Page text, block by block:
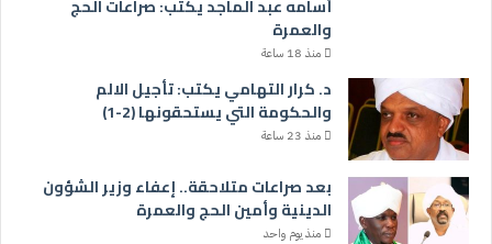
أسامه عبد الماجد يكتب: صراعات الحج
والعمرة
منذ 18 ساعة
د. كرار التهامي يكتب: تأجيل الالم
والحكومة التي يستحقونها (2-1)
منذ 23 ساعة
بعد صراعات متلاحقة.. إعفاء وزير الشؤون
الدينية وأمين الحج والعمرة
منذ يوم واحد